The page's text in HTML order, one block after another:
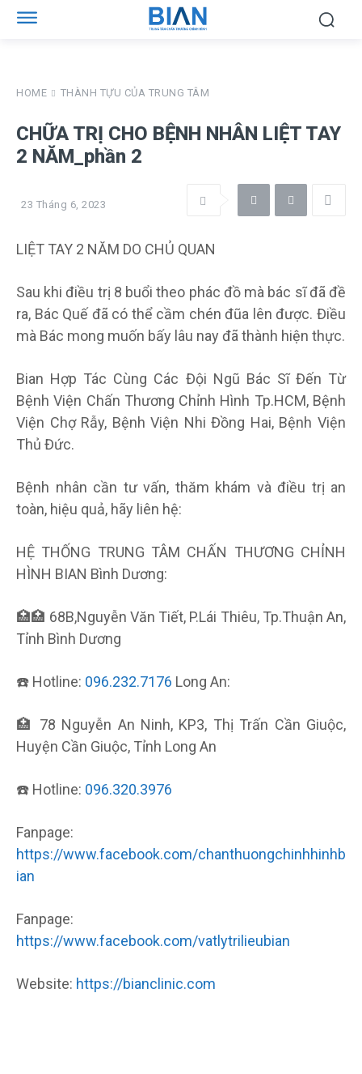
HOME THÀNH TỰU CỦA TRUNG TÂM
CHỮA TRỊ CHO BỆNH NHÂN LIỆT TAY
2 NĂM_phần 2
23 Tháng 6, 2023
LIỆT TAY 2 NĂM DO CHỦ QUAN
Sau khi điều trị 8 buổi theo phác đồ mà bác sĩ đã đề
ra, Bác Quế đã có thể cầm chén đũa lên được. Điều
mà Bác mong muốn bấy lâu nay đã thành hiện thực.
Bian Hợp Tác Cùng Các Đội Ngũ Bác Sĩ Đến Từ
Bệnh Viện Chấn Thương Chỉnh Hình Tp.HCM, Bệnh
Viện Chợ Rẫy, Bệnh Viện Nhi Đồng Hai, Bệnh Viện
Thủ Đức.
Bệnh nhân cần tư vấn, thăm khám và điều trị an
toàn, hiệu quả, hãy liên hệ:
HỆ THỐNG TRUNG TÂM CHẤN THƯƠNG CHỈNH
HÌNH BIAN Bình Dương:
🏥🏥 68B,Nguyễn Văn Tiết, P.Lái Thiêu, Tp.Thuận An,
Tỉnh Bình Dương
☎️ Hotline: 096.232.7176 Long An:
🏥
78 Nguyễn An Ninh, KP3, Thị Trấn Cần Giuộc,
Huyện Cần Giuộc, Tỉnh Long An
☎️ Hotline: 096.320.3976
Fanpage:
https://www.facebook.com/chanthuongchinhhinhb
ian
Fanpage:
https://www.facebook.com/vatlytrilieubian
Website: https://bianclinic.com